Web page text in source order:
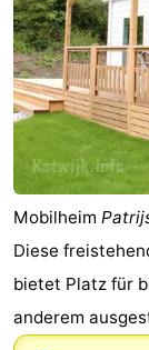
Mobilheim
Diese
bietet Platz für
anderem